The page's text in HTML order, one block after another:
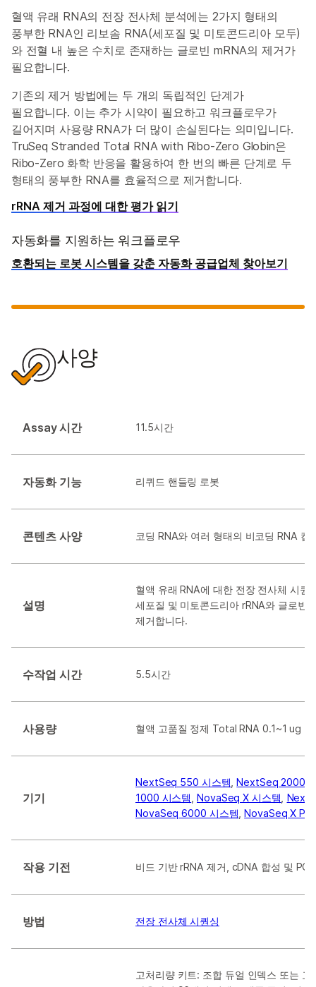
혈액 유래 RNA의 전장 전사체 분석에는 2가지 형태의
풍부한 RNA인 리보솜 RNA(세포질 및 미토콘드리아 모두)
와 전혈 내 높은 수치로 존재하는 글로빈 mRNA의 제거가
필요합니다.
기존의 제거 방법에는 두 개의 독립적인 단계가
필요합니다. 이는 추가 시약이 필요하고 워크플로우가
길어지며 사용량 RNA가 더 많이 손실된다는 의미입니다.
TruSeq Stranded Total RNA with Ribo-Zero Globin은
Ribo-Zero 화학 반응을 활용하여 한 번의 빠른 단계로 두
형태의 풍부한 RNA를 효율적으로 제거합니다.
rRNA 제거 과정에 대한 평가 읽기
자동화를 지원하는 워크플로우
호환되는 로봇 시스템을 갖춘 자동화 공급업체 찾아보기
사양
Assay 시간 11.5시간
자동화 기능 리퀴드 핸들링 로봇
콘텐츠 사양 코딩 RNA와 여러 형태의 비코딩 RNA 캡
설명
혈액 유래 RNA에 대한 전장 전사체 시퀀
세포질 및 미토콘드리아 rRNA와 글로빈
제거합니다.
수작업 시간 5.5시간
사용량 혈액 고품질 정제 Total RNA 0.1~1 ug
기기
NextSeq 550 시스템 ,NextSeq 2000
1000 시스템 ,NovaSeq X 시스템
NovaSeq 6000 시스템 ,NovaSeq X
작용 기전 비드 기반 rRNA 제거, cDNA 합성 및 PCR
방법 전장 전사체 시퀀싱
고처리량 키트: 조합 듀얼 인덱스 또는 고